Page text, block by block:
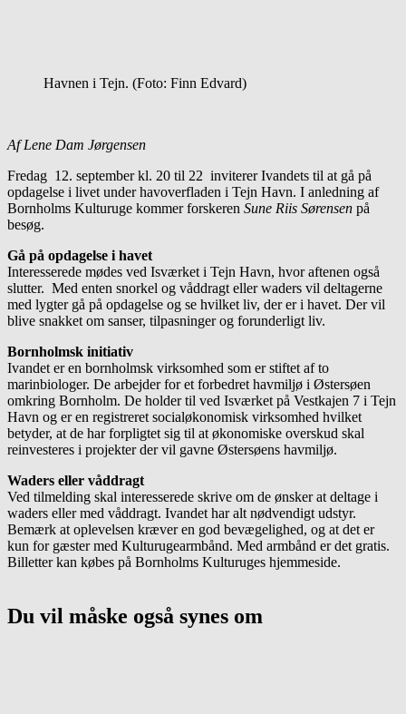
Havnen i Tejn. (Foto: Finn Edvard)
Af Lene Dam Jørgensen
Fredag 12. september kl. 20 til 22 inviterer Ivandets til at gå på
opdagelse i livet under havoverfladen i Tejn Havn. I anledning af
Bornholms Kulturuge kommer forskeren Sune Riis Sørensen på
besøg.
Gå på opdagelse i havet
Interesserede mødes ved Isværket i Tejn Havn, hvor aftenen også
slutter. Med enten snorkel og våddragt eller waders vil deltagerne
med lygter gå på opdagelse og se hvilket liv, der er i havet. Der vil
blive snakket om sanser, tilpasninger og forunderligt liv.
Bornholmsk initiativ
Ivandet er en bornholmsk virksomhed som er stiftet af to
marinbiologer. De arbejder for et forbedret havmiljø i Østersøen
omkring Bornholm. De holder til ved Isværket på Vestkajen 7 i Tejn
Havn og er en registreret socialøkonomisk virksomhed hvilket
betyder, at de har forpligtet sig til at økonomiske overskud skal
reinvesteres i projekter der vil gavne Østersøens havmiljø.
Waders eller våddragt
Ved tilmelding skal interesserede skrive om de ønsker at deltage i
waders eller med våddragt. Ivandet har alt nødvendigt udstyr.
Bemærk at oplevelsen kræver en god bevægelighed, og at det er
kun for gæster med Kulturugearmbånd. Med armbånd er det gratis.
Billetter kan købes på Bornholms Kulturuges hjemmeside.
Du vil måske også synes om